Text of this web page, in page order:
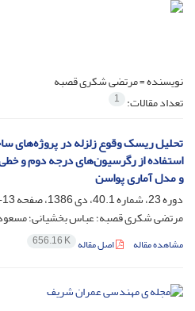
نویسنده =مرتضی شکری قصبه
تعداد مقالات: 1
تحلیل ریسک وقوع زلزله در پروژه‌های
و مدل آماری پواسن
دوره 23، شماره 40.1، دی 1386، صفحه
13-17
مرتضی شکری قصبه؛ عباس بخشیانی؛
مشاهده مقاله اصل مقاله 656.16 K